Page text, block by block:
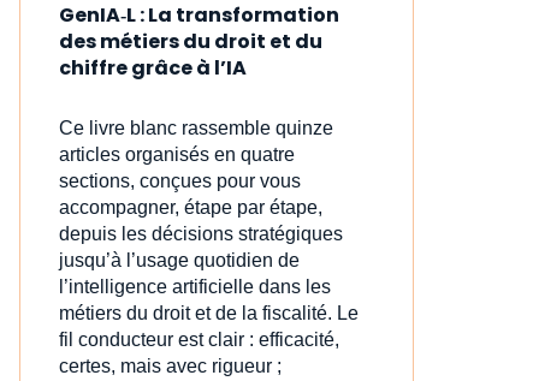
GenIA‑L : La transformation
des métiers du droit et du
chiffre grâce à l’IA
Ce livre blanc rassemble quinze
articles organisés en quatre
sections, conçues pour vous
accompagner, étape par étape,
depuis les décisions stratégiques
jusqu’à l’usage quotidien de
l’intelligence artificielle dans les
métiers du droit et de la fiscalité. Le
fil conducteur est clair : efficacité,
certes, mais avec rigueur ;